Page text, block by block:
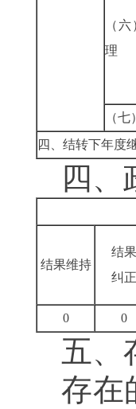
（
理
（
四、结转下年度
四、
结果维持
结果
纠正
0
0
五、
存在